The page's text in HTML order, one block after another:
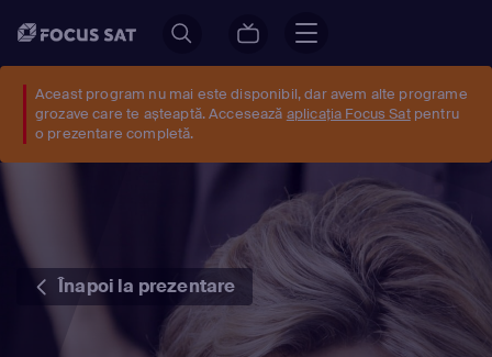
Aceast program nu mai este disponibil, dar avem alte programe
grozave care te așteaptă. Accesează aplicația Focus Satpentru
o prezentare completă.
Înapoi la prezentare